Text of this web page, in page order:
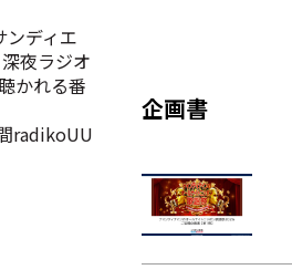
ディエ
夜ラジオ
かれる番
radikoUU
企画書